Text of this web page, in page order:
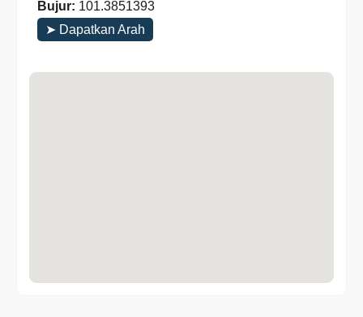
Bujur: 101.3851393
➤ Dapatkan Arah